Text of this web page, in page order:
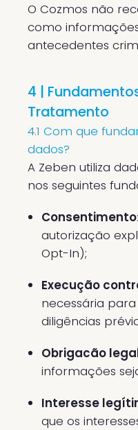
O Cozmos não
como
antecedentes
4 |
Tratamento
4.1 Com que
dados?
A Zeben utiliza
nos seguintes
Consentimento
autorização
Opt-In);
Execução
necessária
diligências
Obrigacão
informações
Interesse
que os